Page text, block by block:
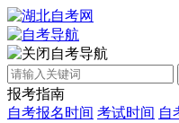
自考导航
报考指南
自考报名时间 考试时间 自